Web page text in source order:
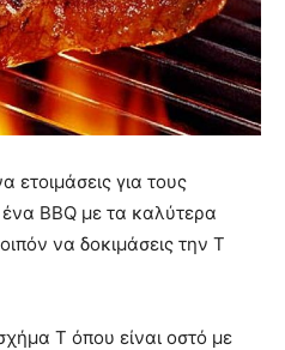
ετοιμάσεις για τους
BBQ με τα καλύτερα
να δοκιμάσεις την T
T όπου είναι οστό με